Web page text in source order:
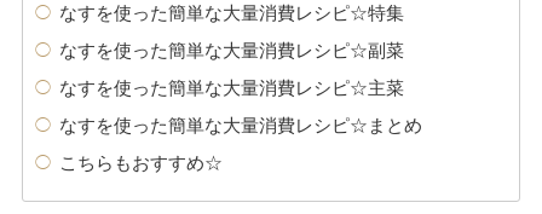
なすを使った簡単な大量消費レシピ☆特集
なすを使った簡単な大量消費レシピ☆副菜
なすを使った簡単な大量消費レシピ☆主菜
なすを使った簡単な大量消費レシピ☆まとめ
こちらもおすすめ☆